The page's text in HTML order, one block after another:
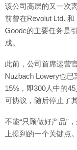
该公司高层的又一次
前曾在Revolut Ltd. 和
Goode的主要任务是
成。
此前，公司首席运营
Nuzbach Lowery也
15%，即300人中的
可协议，随后停止了
不能“只顾做好产品”
上提到的一个关键点。